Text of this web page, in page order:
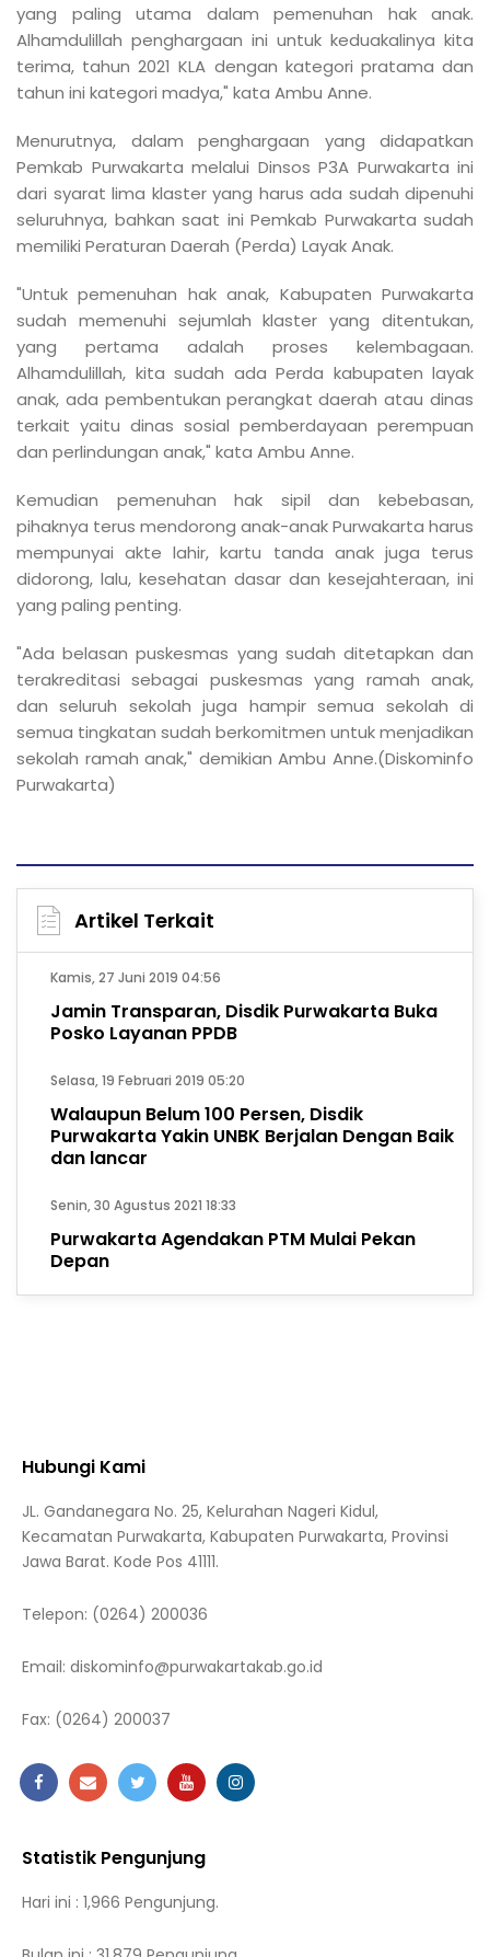
yang paling utama dalam pemenuhan hak anak.
Alhamdulillah penghargaan ini untuk keduakalinya kita
terima, tahun 2021 KLA dengan kategori pratama dan
tahun ini kategori madya," kata Ambu Anne.
Menurutnya, dalam penghargaan yang didapatkan
Pemkab Purwakarta melalui Dinsos P3A Purwakarta ini
dari syarat lima klaster yang harus ada sudah dipenuhi
seluruhnya, bahkan saat ini Pemkab Purwakarta sudah
memiliki Peraturan Daerah (Perda) Layak Anak.
"Untuk pemenuhan hak anak, Kabupaten Purwakarta
sudah memenuhi sejumlah klaster yang ditentukan,
yang pertama adalah proses kelembagaan.
Alhamdulillah, kita sudah ada Perda kabupaten layak
anak, ada pembentukan perangkat daerah atau dinas
terkait yaitu dinas sosial pemberdayaan perempuan
dan perlindungan anak," kata Ambu Anne.
Kemudian pemenuhan hak sipil dan kebebasan,
pihaknya terus mendorong anak-anak Purwakarta harus
mempunyai akte lahir, kartu tanda anak juga terus
didorong, lalu, kesehatan dasar dan kesejahteraan, ini
yang paling penting.
"Ada belasan puskesmas yang sudah ditetapkan dan
terakreditasi sebagai puskesmas yang ramah anak,
dan seluruh sekolah juga hampir semua sekolah di
semua tingkatan sudah berkomitmen untuk menjadikan
sekolah ramah anak," demikian Ambu Anne.(Diskominfo
Purwakarta)
Artikel Terkait
Kamis, 27 Juni 2019 04:56
Jamin Transparan, Disdik Purwakarta Buka
Posko Layanan PPDB
Selasa, 19 Februari 2019 05:20
Walaupun Belum 100 Persen, Disdik
Purwakarta Yakin UNBK Berjalan Dengan Baik
dan lancar
Senin, 30 Agustus 2021 18:33
Purwakarta Agendakan PTM Mulai Pekan
Depan
Hubungi Kami
JL. Gandanegara No. 25, Kelurahan Nageri Kidul,
Kecamatan Purwakarta, Kabupaten Purwakarta, Provinsi
Jawa Barat. Kode Pos 41111.
Telepon: (0264) 200036
Email: diskominfo@purwakartakab.go.id
Fax: (0264) 200037
Statistik Pengunjung
Hari ini : 1,966 Pengunjung.